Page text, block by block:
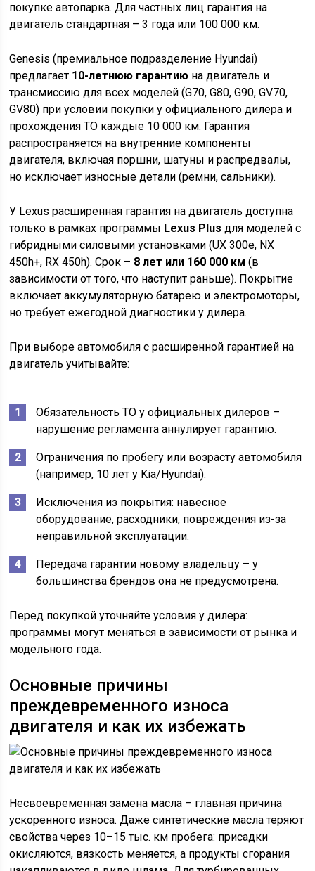
покупке автопарка. Для частных лиц гарантия на
двигатель стандартная – 3 года или 100 000 км.
Genesis (премиальное подразделение Hyundai)
предлагает 10-летнюю гарантию на двигатель и
трансмиссию для всех моделей (G70, G80, G90, GV70,
GV80) при условии покупки у официального дилера и
прохождения ТО каждые 10 000 км. Гарантия
распространяется на внутренние компоненты
двигателя, включая поршни, шатуны и распредвалы,
но исключает износные детали (ремни, сальники).
У Lexus расширенная гарантия на двигатель доступна
только в рамках программы Lexus Plus для моделей с
гибридными силовыми установками (UX 300e, NX
450h+, RX 450h). Срок – 8 лет или 160 000 км (в
зависимости от того, что наступит раньше). Покрытие
включает аккумуляторную батарею и электромоторы,
но требует ежегодной диагностики у дилера.
При выборе автомобиля с расширенной гарантией на
двигатель учитывайте:
Обязательность ТО у официальных дилеров –
нарушение регламента аннулирует гарантию.
Ограничения по пробегу или возрасту автомобиля
(например, 10 лет у Kia/Hyundai).
Исключения из покрытия: навесное
оборудование, расходники, повреждения из-за
неправильной эксплуатации.
Передача гарантии новому владельцу – у
большинства брендов она не предусмотрена.
Перед покупкой уточняйте условия у дилера:
программы могут меняться в зависимости от рынка и
модельного года.
Основные причины
преждевременного износа
двигателя и как их избежать
Несвоевременная замена масла – главная причина
ускоренного износа. Даже синтетические масла теряют
свойства через 10–15 тыс. км пробега: присадки
окисляются, вязкость меняется, а продукты сгорания